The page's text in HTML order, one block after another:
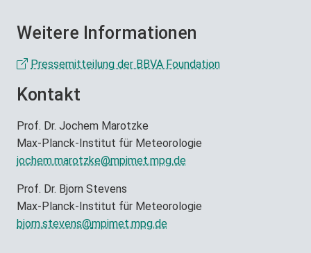
Weitere Informationen
Pressemitteilung der BBVA Foundation
Kontakt
Prof. Dr. Jochem Marotzke
Max-Planck-Institut für Meteorologie
jochem.marotzke@mpimet.mpg.de
Prof. Dr. Bjorn Stevens
Max-Planck-Institut für Meteorologie
bjorn.stevens@mpimet.mpg.de